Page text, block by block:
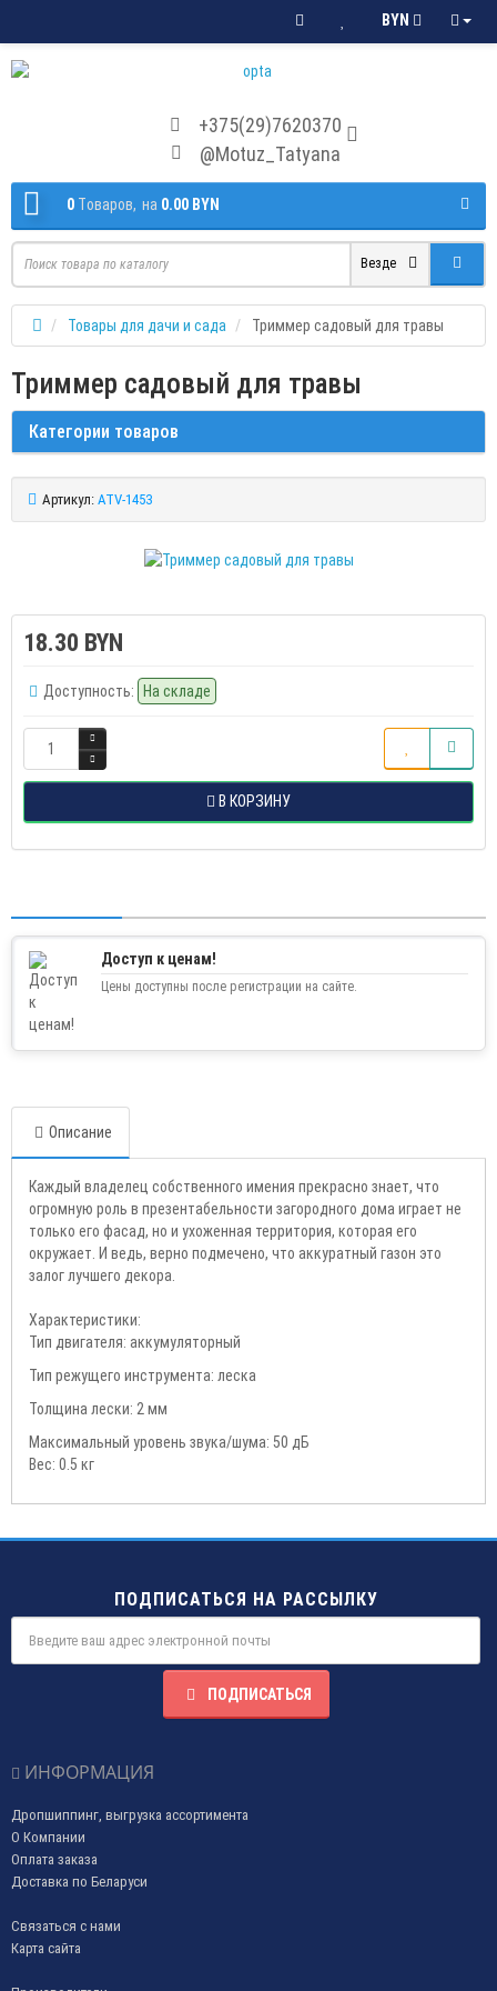
BYN
+375(29)7620370
@Motuz_Tatyana
0 Tоваров, на 0.00 BYN
Везде
Товары для дачи и сада Триммер садовый для травы
Триммер садовый для травы
Категории товаров
Артикул: ATV-1453
18.30 BYN
Доступность: На складе
В КОРЗИНУ
Доступ к ценам!
Цены доступны после регистрации на сайте.
Описание
Каждый владелец собственного имения прекрасно знает, что
огромную роль в презентабельности загородного дома играет не
только его фасад, но и ухоженная территория, которая его
окружает. И ведь, верно подмечено, что аккуратный газон это
залог лучшего декора.
Характеристики:
Тип двигателя: аккумуляторный
Тип режущего инструмента: леска
Толщина лески: 2 мм
Максимальный уровень звука/шума: 50 дБ
Вес: 0.5 кг
ПОДПИСАТЬСЯ НА РАССЫЛКУ
ПОДПИСАТЬСЯ
ИНФОРМАЦИЯ
Дропшиппинг, выгрузка ассортимента
О Компании
Оплата заказа
Доставка по Беларуси
Связаться с нами
Карта сайта